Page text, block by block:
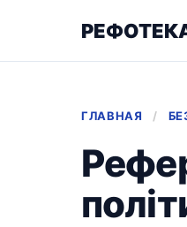
ГЛАВНАЯ /